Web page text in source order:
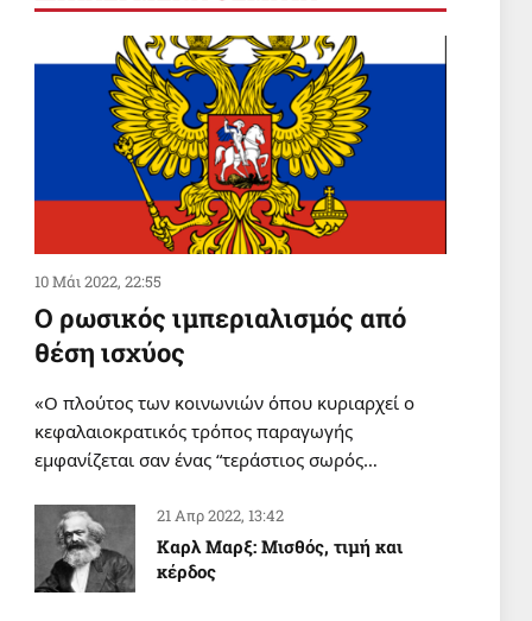
Σαν σήμερα 6 Αυγούστου
6 Αυγ 2026, 00:01
ΔΙΕΘΝΗ
Οι δυνάμεις της Υεμένης
έπληξαν το αεροδρόμιο της
Ναζράν στη Σαουδική Αραβία και
ένα τάνκερ
5 Αυγ 2026, 20:22
10 Μάι 2022, 22:55
Ο ρωσικός ιμπεριαλισμός από
θέση ισχύος
«Ο πλούτος των κοινωνιών όπου κυριαρχεί ο
κεφαλαιοκρατικός τρόπος παραγωγής
εμφανίζεται σαν ένας “τεράστιος σωρός…
21 Απρ 2022, 13:42
Καρλ Μαρξ: Μισθός, τιμή και
κέρδος